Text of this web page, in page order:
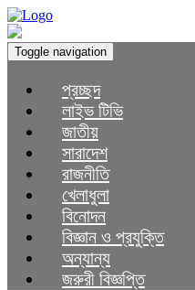
Toggle navigation
প্রচ্ছদ
লাইভ টিভি
জাতীয়
সারাদেশ
রাজনীতি
খেলাধুলা
বিনোদন
বিজ্ঞান ও প্রযুক্তি
অন্যান্য
জরুরী বিজ্ঞপ্তি